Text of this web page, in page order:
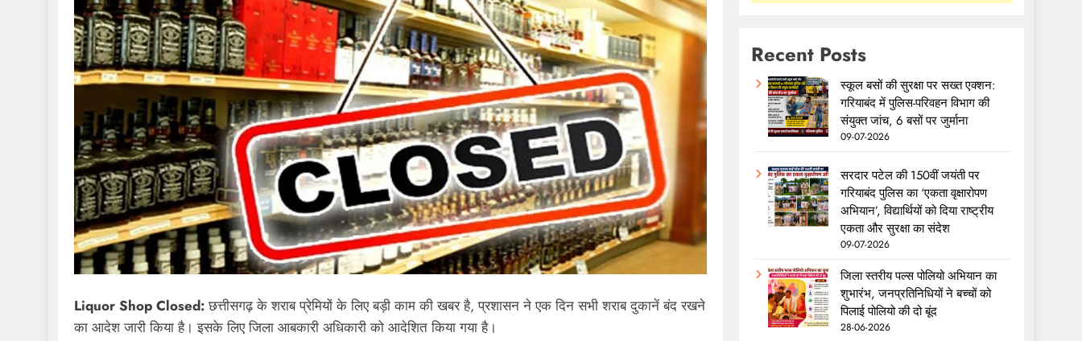
Liquor Shop Closed:छत्तीसगढ़ के शराब प्रेमियों के लिए बड़ी काम की खबर है, प्रशासन ने एक दिन सभी शराब दुकानें बंद रखने
का आदेश जारी किया है। इसके लिए जिला आबकारी अधिकारी को आदेशित किया गया है।
Recent Posts
स्कूल बसों की सुरक्षा पर सख्त एक्शन:
गरियाबंद में पुलिस-परिवहन विभाग की
संयुक्त जांच, 6 बसों पर जुर्माना
09-07-2026
सरदार पटेल की 150वीं जयंती पर
गरियाबंद पुलिस का ‘एकता वृक्षारोपण
अभियान’, विद्यार्थियों को दिया राष्ट्रीय
एकता और सुरक्षा का संदेश
09-07-2026
जिला स्तरीय पल्स पोलियो अभियान का
शुभारंभ, जनप्रतिनिधियों ने बच्चों को
पिलाई पोलियो की दो बूंद
28-06-2026